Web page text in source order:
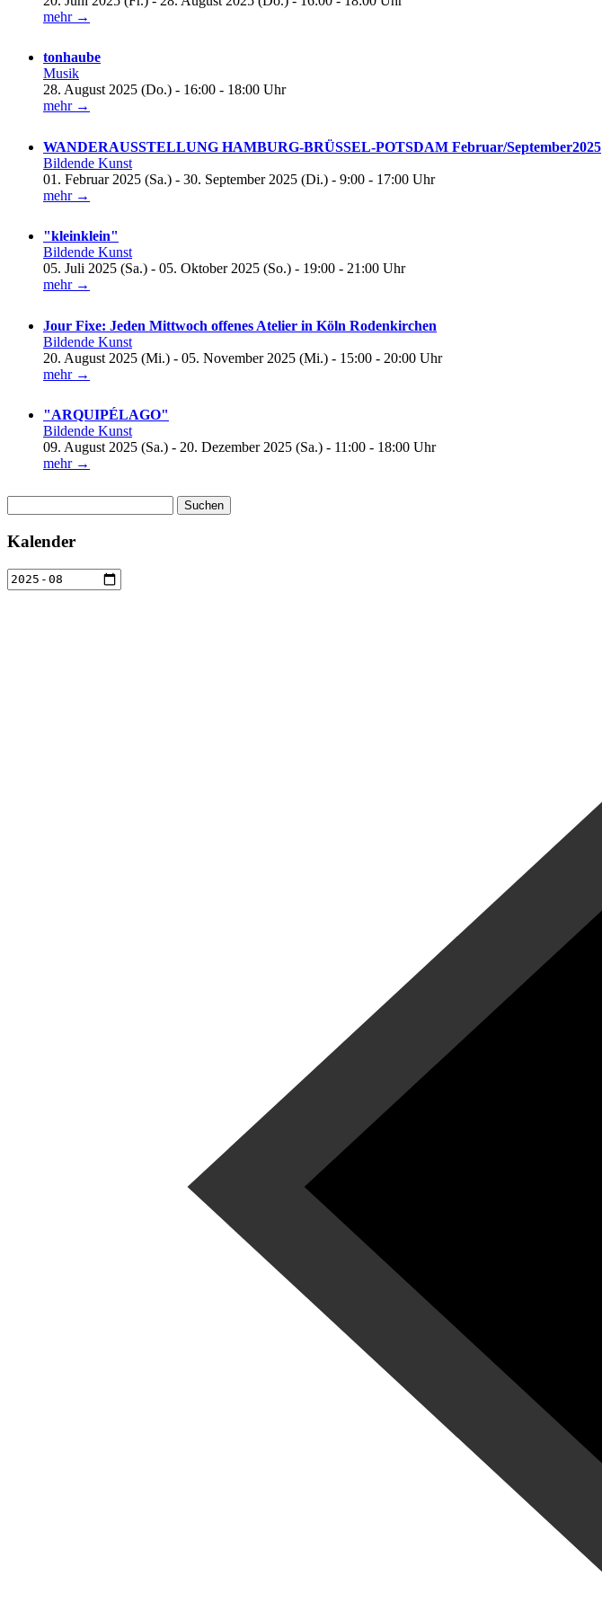
mehr →
tonhaube
Musik
28. August 2025 (Do.) - 16:00 - 18:00 Uhr
mehr →
WANDERAUSSTELLUNG HAMBURG-BRÜSSEL-POTSDAM Februar/September2025
Bildende Kunst
01. Februar 2025 (Sa.) - 30. September 2025 (Di.) - 9:00 - 17:00 Uhr
mehr →
"kleinklein"
Bildende Kunst
05. Juli 2025 (Sa.) - 05. Oktober 2025 (So.) - 19:00 - 21:00 Uhr
mehr →
Jour Fixe: Jeden Mittwoch offenes Atelier in Köln Rodenkirchen
Bildende Kunst
20. August 2025 (Mi.) - 05. November 2025 (Mi.) - 15:00 - 20:00 Uhr
mehr →
"ARQUIPÉLAGO"
Bildende Kunst
09. August 2025 (Sa.) - 20. Dezember 2025 (Sa.) - 11:00 - 18:00 Uhr
mehr →
nach:
Kalender